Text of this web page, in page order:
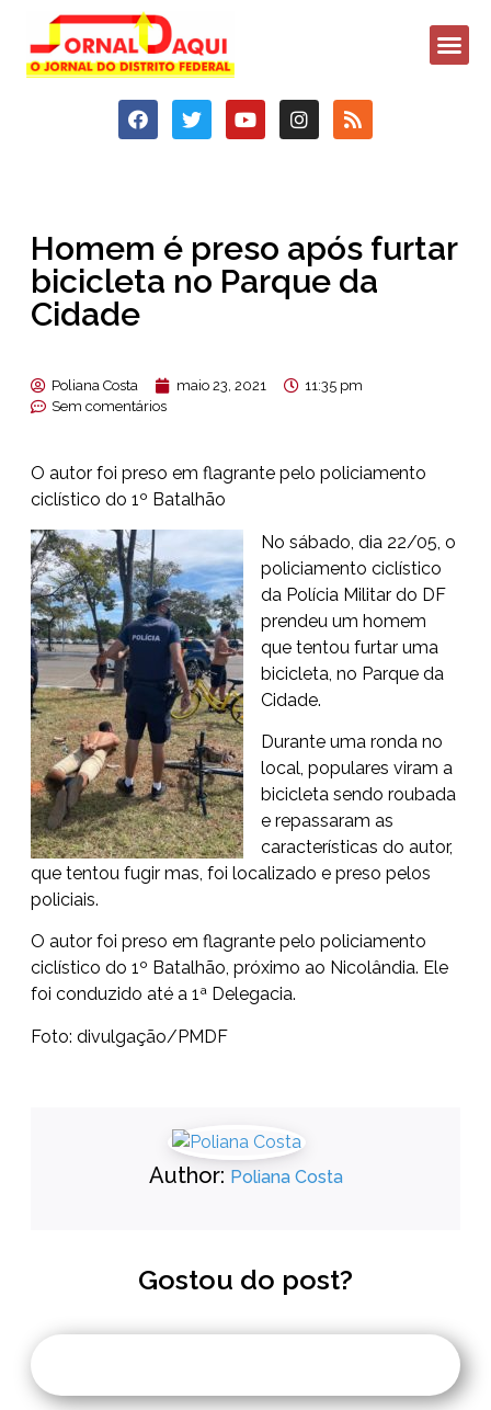
Homem é preso após furtar
bicicleta no Parque da
Cidade
Poliana Costa maio 23, 2021
11:35 pm
Sem comentários
O autor foi preso em flagrante pelo policiamento
ciclístico do 1º Batalhão
No sábado, dia 22/05, o
policiamento ciclístico
da Polícia Militar do DF
prendeu um homem
que tentou furtar uma
bicicleta, no Parque da
Cidade.
Durante uma ronda no
local, populares viram a
bicicleta sendo roubada
e repassaram as
características do autor,
que tentou fugir mas, foi localizado e preso pelos
policiais.
O autor foi preso em flagrante pelo policiamento
ciclístico do 1º Batalhão, próximo ao Nicolândia. Ele
foi conduzido até a 1ª Delegacia.
Foto: divulgação/PMDF
Author: Poliana Costa
Gostou do post?